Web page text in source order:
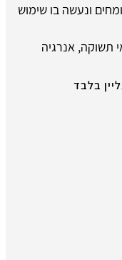
ונעשה בו שימוש
תשוקה, אנרגיה
בלבד